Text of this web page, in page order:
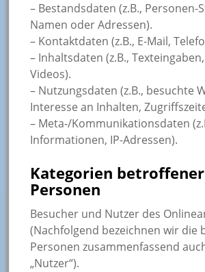
– Bestandsdaten (z.B., Personen-
Namen oder Adressen).
– Kontaktdaten (z.B., E-Mail,
– Inhaltsdaten (z.B.,
Videos).
– Nutzungsdaten (z.B., besuchte
Interesse an Inhalten,
– Meta-/Kommunikationsdaten
Informationen, IP-Adressen).
Kategorien betroffener
Personen
Besucher und Nutzer des
(Nachfolgend bezeichnen wir die
Personen zusammenfassend
„Nutzer“).